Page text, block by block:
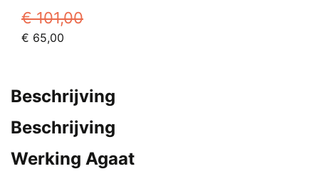
€101,00
Oorspronkelijke
€ 101,00.
€ 65,00
€ 65,00.
Beschrijving
Beschrijving
Werking Agaat